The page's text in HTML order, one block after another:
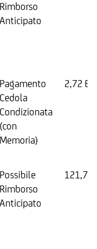
Rimborso
Anticipato
Pagamento
Cedola
Condizionata
(con
Memoria)
2,72
Possibile
Rimborso
Anticipato
121,76